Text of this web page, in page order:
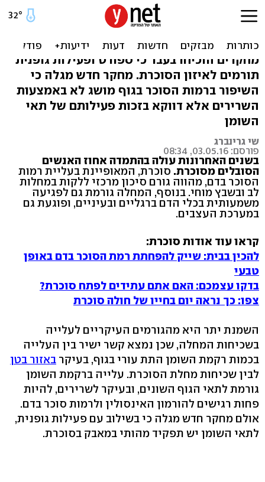
מחקר: איך אימון גופני עוזר
לאיזון הסוכרת?
מחקרים הוכיחו בעבר כי ספורט ופעילות גופנית
תורמים לאיזון הסוכרת. מחקר חדש מגלה כי
השיפור ברמות הסוכר בגוף מושג לא באמצעות
השרירים אלא דווקא בזכות פעילותם של תאי
השומן
שי גרינברג
פורסם: 03.05.16, 08:34
בשנים האחרונות עולה בהתמדה אחוז האנשים
הסובלים מסוכרת. סוכרת, המאופיינת בעליית רמות
הסוכר בדם, מהווה גורם סיכון מרכזי ללקות במחלות
לב ובשבץ מוחי. בנוסף, המחלה גורמת גם לפגיעה
משמעותית בכלי הדם ברגליים ובעיניים, ופוגעת גם
במערכת העצבים.
קראו עוד אודות סוכרת:
להכין בבית: שייק להפחתת רמת הסוכר בדם באופן
טבעי
בדקו עצמכם: האם אתם עתידים לפתח סוכרת?
צפו: כך נראה יום בחייו של חולה סוכרת
השמנת יתר היא מהגורמים העיקריים לעלייה
בשכיחות המחלה, שכן נמצא קשר ישיר בין העלייה
בכמות רקמת השומן התת עורי בגוף, בעיקר באזור בטן
לבין שכיחות מחלת הסוכרת. עלייה ברקמת השומן
גורמת לתאי הגוף השונים, ובעיקר לשרירים, להיות
פחות רגישים להורמון האינסולין ולרמות סוכר בדם.
אולם מחקר חדש מגלה כי בשילוב עם פעילות גופנית,
לתאי השומן יש תפקיד מהותי במאבק בסוכרת.